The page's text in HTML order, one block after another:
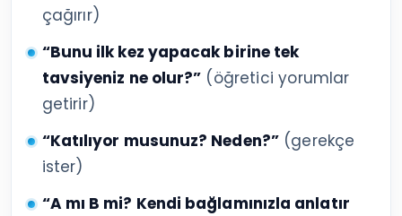
çağırır)
“Bunu ilk kez yapacak birine tek
tavsiyeniz ne olur?” (öğretici yorumlar
getirir)
“Katılıyor musunuz? Neden?”(gerekçe
ister)
“A mı B mi? Kendi bağlamınızla anlatır